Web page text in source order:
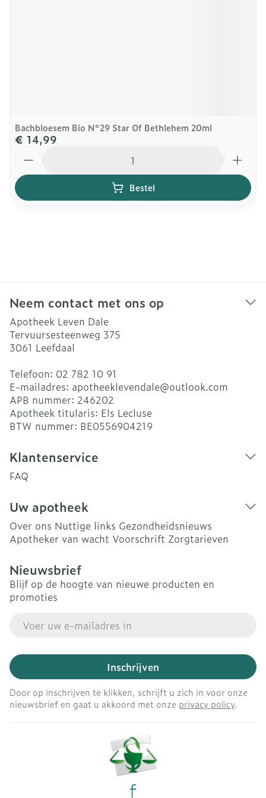
Bachbloesem Bio N°29 Star Of Bethlehem 20ml
€ 14,99
Bestel
Neem contact met ons op
Apotheek Leven Dale
Tervuursesteenweg 375
3061 Leefdaal
Telefoon: 02 782 10 91
E-mailadres: apotheeklevendale@outlook.com
APB nummer: 246202
Apotheek titularis: Els Lecluse
BTW nummer: BE0556904219
Klantenservice
FAQ
Uw apotheek
Over ons Nuttige links Gezondheidsnieuws
Apotheker van wacht Voorschrift Zorgtarieven
Nieuwsbrief
Blijf op de hoogte van nieuwe producten en
promoties
Inschrijven
Door op inschrijven te klikken, schrijft u zich in voor onze
nieuwsbrief en gaat u akkoord met onze privacy policy.